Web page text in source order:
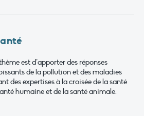
est d’apporter des réponses
de la pollution et des maladies
des expertises à la croisée de la santé
humaine et de la santé animale.